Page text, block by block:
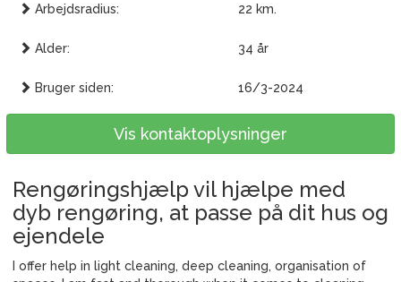
Arbejdsradius: 22 km.
Alder: 34 år
Bruger siden: 16/3-2024
Vis kontaktoplysninger
Rengøringshjælp vil hjælpe med
dyb rengøring, at passe på dit hus og
ejendele
I offer help in light cleaning, deep cleaning, organisation of